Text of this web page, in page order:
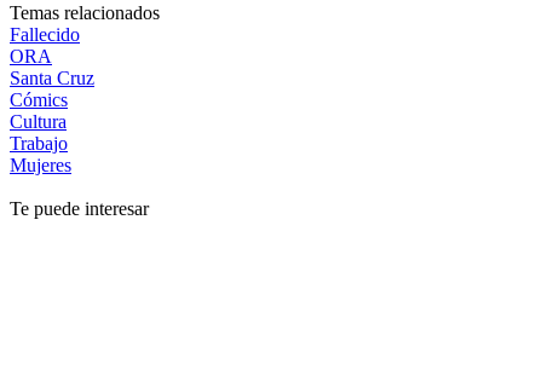
Temas relacionados
Fallecido
ORA
Santa Cruz
Cómics
Cultura
Trabajo
Mujeres
Te puede interesar